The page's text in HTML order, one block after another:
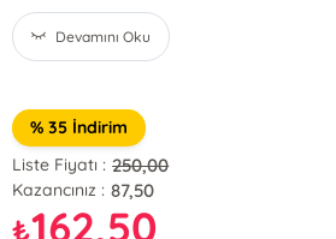
Devamını Oku
% 35 İndirim
Liste Fiyatı : 250,00
Kazancınız : 87,50
₺162,50